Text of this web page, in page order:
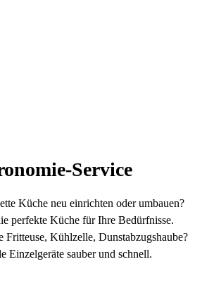
Service
Küche neu einrichten oder umbauen?
perfekte Küche für Ihre Bedürfnisse.
Fritteuse, Kühlzelle, Dunstabzugshaube?
Einzelgeräte sauber und schnell.